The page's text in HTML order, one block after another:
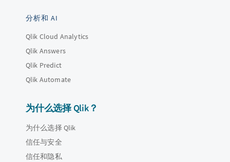
分析和 AI
Qlik Cloud Analytics
Qlik Answers
Qlik Predict
Qlik Automate
为什么选择 Qlik？
为什么选择 Qlik
信任与安全
信任和隐私